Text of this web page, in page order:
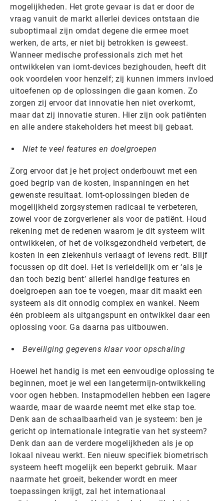
mogelijkheden. Het grote gevaar is dat er door de
vraag vanuit de markt allerlei devices ontstaan die
suboptimaal zijn omdat degene die ermee moet
werken, de arts, er niet bij betrokken is geweest.
Wanneer medische professionals zich met het
ontwikkelen van iomt-devices bezighouden, heeft dit
ook voordelen voor henzelf; zij kunnen immers invloed
uitoefenen op de oplossingen die gaan komen. Zo
zorgen zij ervoor dat innovatie hen niet overkomt,
maar dat zij innovatie sturen. Hier zijn ook patiënten
en alle andere stakeholders het meest bij gebaat.
Niet te veel features en doelgroepen
Zorg ervoor dat je het project onderbouwt met een
goed begrip van de kosten, inspanningen en het
gewenste resultaat. Iomt-oplossingen bieden de
mogelijkheid zorgsystemen radicaal te verbeteren,
zowel voor de zorgverlener als voor de patiënt. Houd
rekening met de redenen waarom je dit systeem wilt
ontwikkelen, of het de volksgezondheid verbetert, de
kosten in een ziekenhuis verlaagt of levens redt. Blijf
focussen op dit doel. Het is verleidelijk om er ‘als je
dan toch bezig bent’ allerlei handige features en
doelgroepen aan toe te voegen, maar dit maakt een
systeem als dit onnodig complex en wankel. Neem
één probleem als uitgangspunt en ontwikkel daar een
oplossing voor. Ga daarna pas uitbouwen.
Beveiliging gegevens klaar voor opschaling
Hoewel het handig is met een eenvoudige oplossing te
beginnen, moet je wel een langetermijn-ontwikkeling
voor ogen hebben. Instapmodellen hebben een lagere
waarde, maar de waarde neemt met elke stap toe.
Denk aan de schaalbaarheid van je systeem: ben je
gericht op internationale integratie van het systeem?
Denk dan aan de verdere mogelijkheden als je op
lokaal niveau werkt. Een nieuw specifiek biometrisch
systeem heeft mogelijk een beperkt gebruik. Maar
naarmate het groeit, bekender wordt en meer
toepassingen krijgt, zal het internationaal